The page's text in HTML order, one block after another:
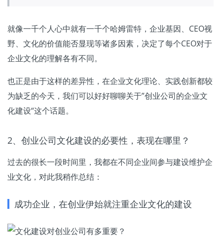
就像一千个人心中就有一千个哈姆雷特，企业基因、CEO视
野、文化的价值能否显现等诸多因素，决定了每个CEO对于
企业文化的理解各有不同。
也正是由于这样的差异性，在企业文化理论、实践创新都较
为缺乏的今天，我们可以好好聊聊关于”创业公司的企业文
化建设“这个话题。
2、创业公司文化建设的必要性，表现在哪里？
过去的很长一段时间里，我都在不同企业间参与建设维护企
业文化，对此我稍作总结：
成功企业，在创业伊始就注重企业文化的建设